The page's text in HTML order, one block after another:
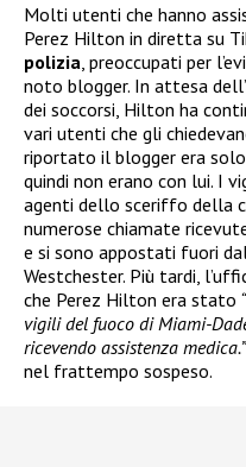
Molti utenti che hanno
Perez Hilton in diretta su
polizia , preoccupati per
noto blogger. In attesa
dei soccorsi, Hilton ha
vari utenti che gli
riportato il blogger era
quindi non erano con lui. I
agenti dello sceriffo della
numerose chiamate
e si sono appostati fuori
Westchester. Più tardi,
che Perez Hilton era stato
vigili del fuoco di Miami-
ricevendo assistenza medica.”
nel frattempo sospeso.